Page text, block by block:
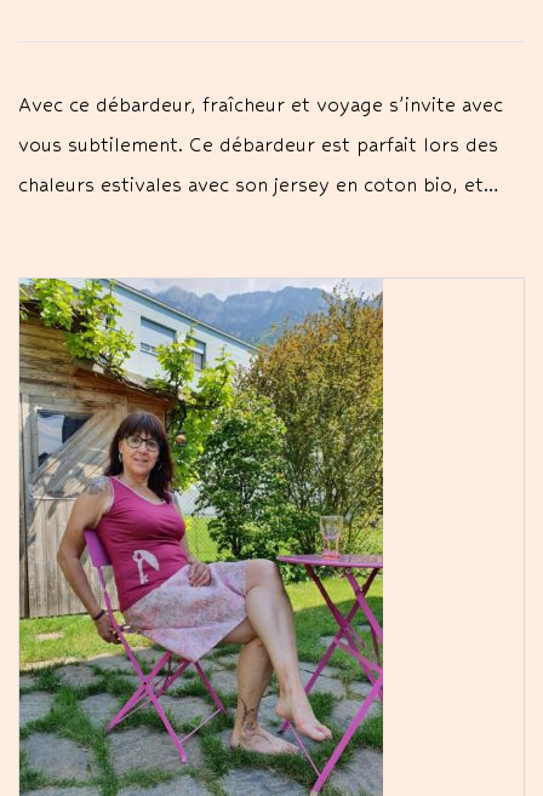
Avec ce débardeur, fraîcheur et voyage s’invite avec
vous subtilement. Ce débardeur est parfait lors des
chaleurs estivales avec son jersey en coton bio, et…